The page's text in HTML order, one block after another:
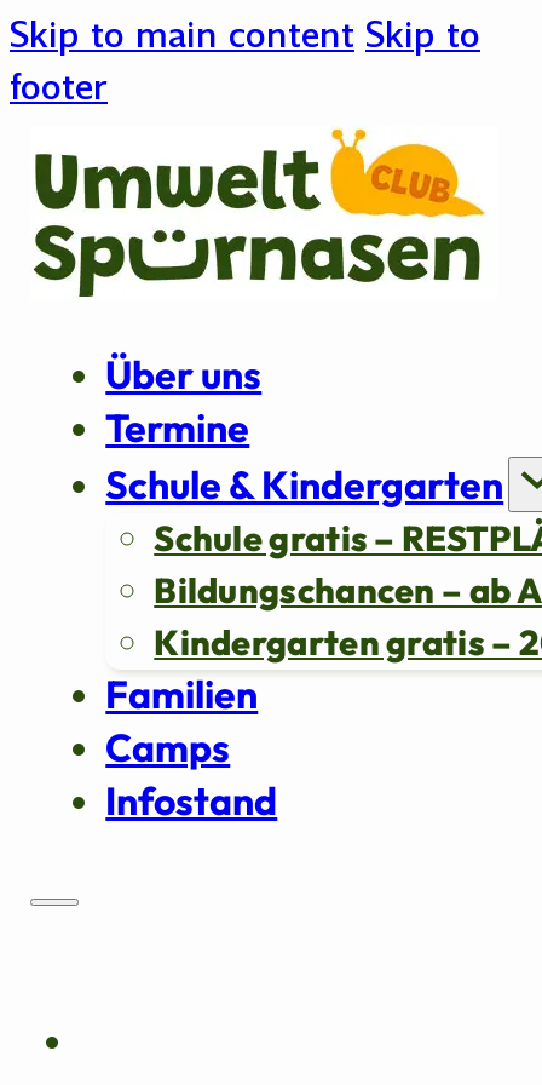
Skip to main content Skip to
footer
Über uns
Termine
Schule & Kindergarten
Schule gratis –
Bildungschancen – ab
Kindergarten gratis –
Familien
Camps
Infostand